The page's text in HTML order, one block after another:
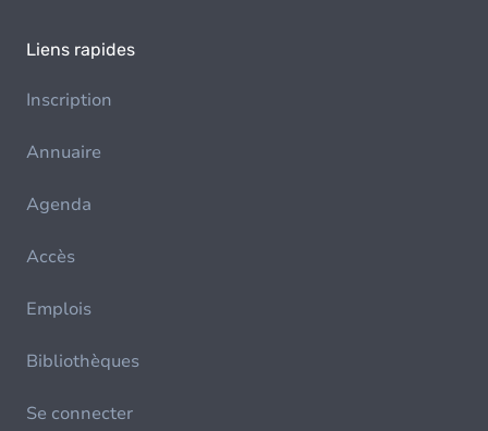
Liens rapides
Inscription
Annuaire
Agenda
Accès
Emplois
Bibliothèques
Se connecter